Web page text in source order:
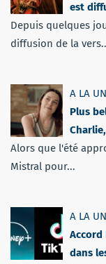
est
Depuis quelques
diffusion de la
A LA
Plus
Alors que l'été
Mistral pour...
A LA
Accord
dans